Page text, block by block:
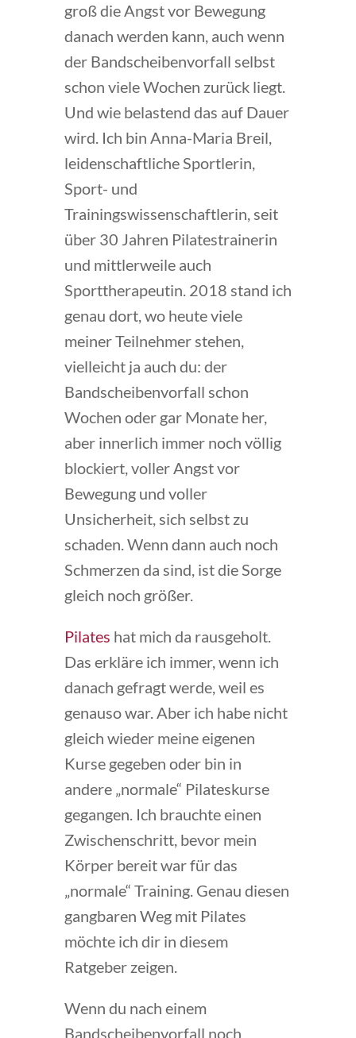
groß die Angst vor Bewegung
danach werden kann, auch wenn
der Bandscheibenvorfall selbst
schon viele Wochen zurück liegt.
Und wie belastend das auf Dauer
wird. Ich bin Anna-Maria Breil,
leidenschaftliche Sportlerin,
Sport- und
Trainingswissenschaftlerin, seit
über 30 Jahren Pilatestrainerin
und mittlerweile auch
Sporttherapeutin. 2018 stand ich
genau dort, wo heute viele
meiner Teilnehmer stehen,
vielleicht ja auch du: der
Bandscheibenvorfall schon
Wochen oder gar Monate her,
aber innerlich immer noch völlig
blockiert, voller Angst vor
Bewegung und voller
Unsicherheit, sich selbst zu
schaden. Wenn dann auch noch
Schmerzen da sind, ist die Sorge
gleich noch größer.
Pilates hat mich da rausgeholt.
Das erkläre ich immer, wenn ich
danach gefragt werde, weil es
genauso war. Aber ich habe nicht
gleich wieder meine eigenen
Kurse gegeben oder bin in
andere „normale“ Pilateskurse
gegangen. Ich brauchte einen
Zwischenschritt, bevor mein
Körper bereit war für das
„normale“ Training. Genau diesen
gangbaren Weg mit Pilates
möchte ich dir in diesem
Ratgeber zeigen.
Wenn du nach einem
Bandscheibenvorfall noch